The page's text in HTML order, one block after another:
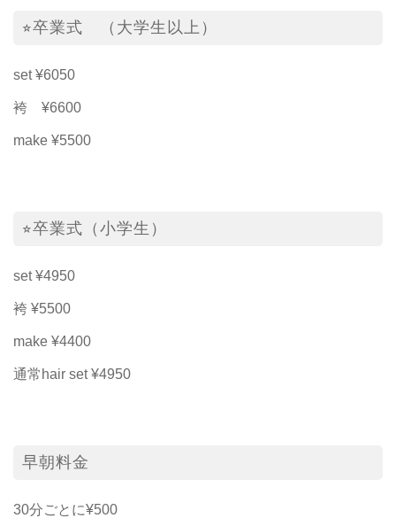
⭐︎卒業式 （大学生以上）
set ¥6050
袴 ¥6600
make ¥5500
⭐︎卒業式（小学生）
set ¥4950
袴 ¥5500
make ¥4400
通常hair set ¥4950
早朝料金
30分ごとに¥500